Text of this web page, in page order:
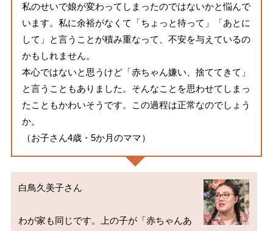
私のせいで娘が変わってしまったのではないかと悩んで
います。私に余裕がなくて「ちょっと待って」「あとに
して」と言うことが積み重なって、不安を与えているの
かもしれません。
本心ではないと思うけど「赤ちゃん嫌い、捨ててきて」
と言うこともありました。そんなことを思わせてしまっ
たこともかわいそうです。この過程は正常なのでしょう
か。
（お子さん4歳・5か月のママ）
白鳥久美子さん
わが家も同じです。上の子が「赤ちゃんあ